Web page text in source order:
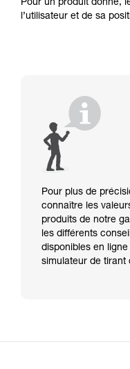
Pour un produit donné,
l’utilisateur et de sa
Pour plus de
connaître les
produits de notre
les différents
disponibles en
simulateur de tirant